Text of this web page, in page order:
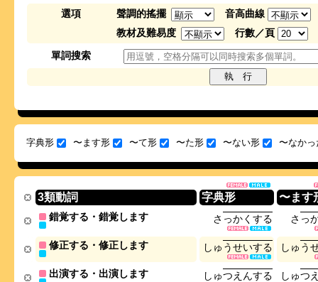
選項
聲調的搖擺
音高曲線
教材及難易度
行數／頁
單詞搜索
字典形 〜ます形 〜て形 〜た形 〜ない形 〜なかっ
3類動詞 字典形 〜ます
錯覚する・錯覚します さ っかく する さ っ
修正する・修正します し ゅ うせいする し ゅ う
出演する・出演します し ゅつえ んする し ゅつ